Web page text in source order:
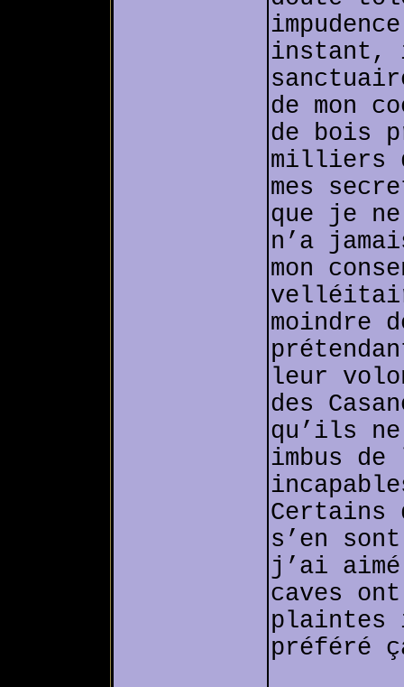
instant,
de mon
de bois
milliers
mes
que je
n’a
mon
moindre
leur
des
qu’ils
imbus
Certains
s’en
j’ai aimé
caves
plaintes
préféré